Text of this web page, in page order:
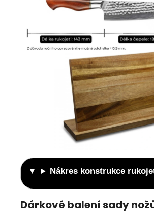
Nákres konstrukce
Dárkové balení sady